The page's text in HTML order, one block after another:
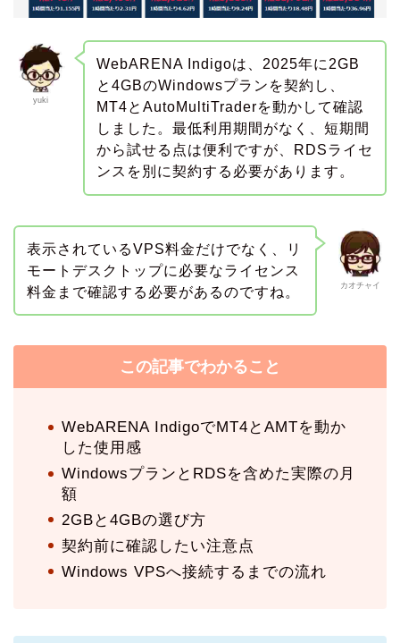
yuki
WebARENA Indigoは、2025年に2GB
と4GBのWindowsプランを契約し、
MT4とAutoMultiTraderを動かして確認
しました。最低利用期間がなく、短期間
から試せる点は便利ですが、RDSライセ
ンスを別に契約する必要があります。
カオチャイ
表示されているVPS料金だけでなく、リ
モートデスクトップに必要なライセンス
料金まで確認する必要があるのですね。
この記事でわかること
WebARENA IndigoでMT4とAMTを動か
した使用感
WindowsプランとRDSを含めた実際の月
額
2GBと4GBの選び方
契約前に確認したい注意点
Windows VPSへ接続するまでの流れ